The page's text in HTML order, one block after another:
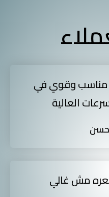
مناسب وقوي في
العالية
حسن
مش غالي